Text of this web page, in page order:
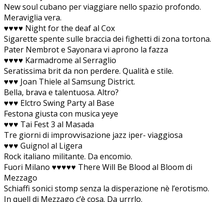
New soul cubano per viaggiare nello spazio profondo.
Meraviglia vera.
♥♥♥♥ Night for the deaf al Cox
Sigarette spente sulle braccia dei fighetti di zona tortona.
Pater Nembrot e Sayonara vi aprono la fazza
♥♥♥♥ Karmadrome al Serraglio
Seratissima brit da non perdere. Qualità e stile.
♥♥♥ Joan Thiele al Samsung District.
Bella, brava e talentuosa. Altro?
♥♥♥ Elctro Swing Party al Base
Festona giusta con musica yeye
♥♥♥ Tai Fest 3 al Masada
Tre giorni di improvvisazione jazz iper- viaggiosa
♥♥♥ Guignol al Ligera
Rock italiano militante. Da encomio.
Fuori Milano ♥♥♥♥♥ There Will Be Blood al Bloom di
Mezzago
Schiaffi sonici stomp senza la disperazione nè l’erotismo.
In quell di Mezzago c’è cosa. Da urrrlo.